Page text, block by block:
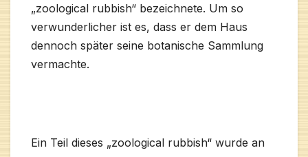
„zoological rubbish“ bezeichnete. Um so
verwunderlicher ist es, dass er dem Haus
dennoch später seine botanische Sammlung
vermachte.
Ein Teil dieses „zoological rubbish“ wurde an